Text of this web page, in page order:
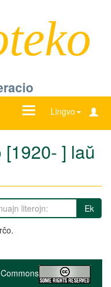
Lingvo
Ŝanĝu
] laŭ
Ek